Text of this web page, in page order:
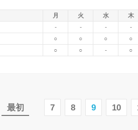
月 火 水
木
- - -
-
○ ○ ○
○
○ ○ - ○
最初 7 8 9 10